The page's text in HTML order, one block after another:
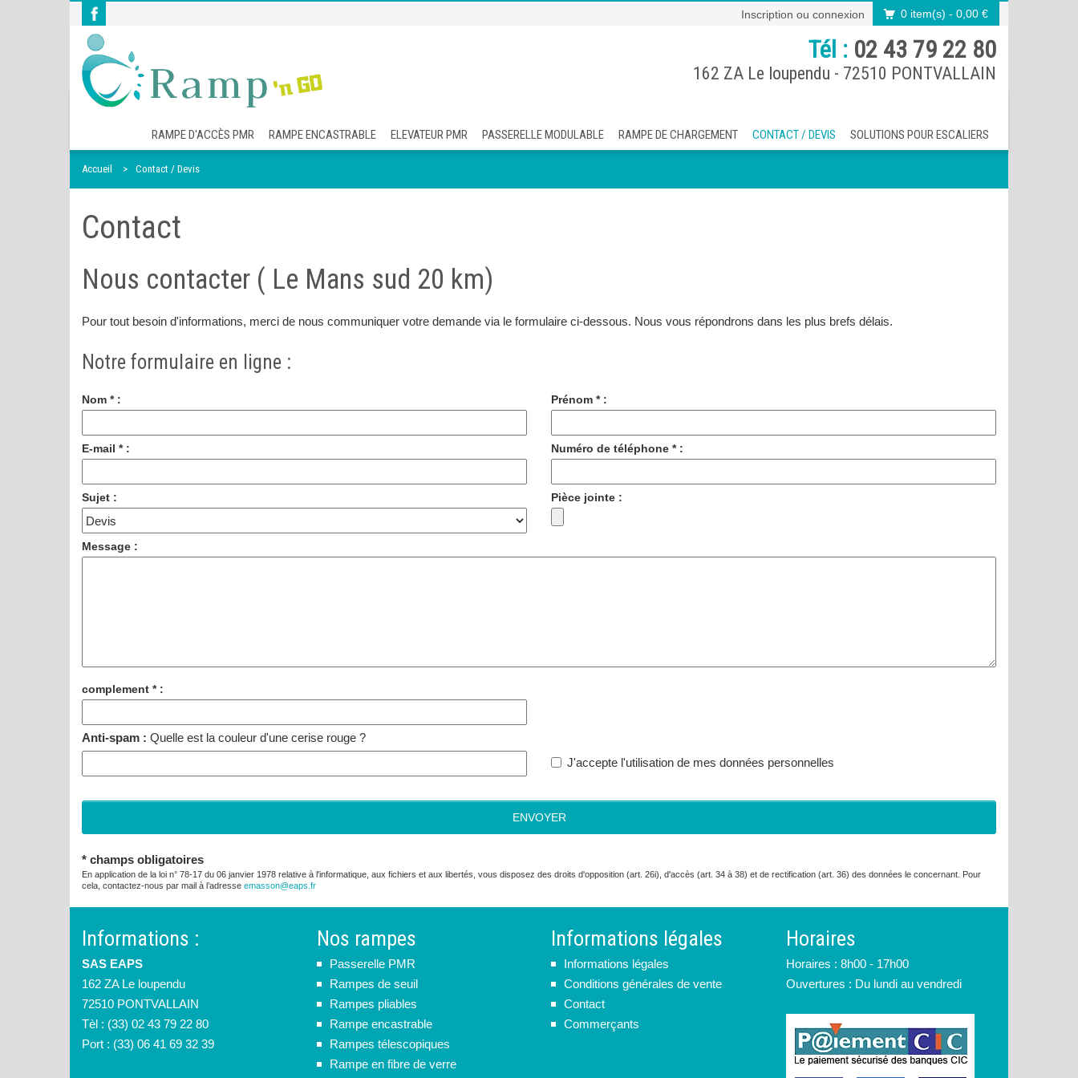
0 item(s) - 0,00 €
Inscription ou connexion
Tél : 02 43 79 22 80
162 ZA Le loupendu - 72510 PONTVALLAIN
RAMPE D'ACCÈS PMR RAMPE ENCASTRABLE ELEVATEUR PMR PASSERELLE MODULABLE RAMPE DE CHARGEMENT CONTACT / DEVIS SOLUTIONS POUR ESCALIERS
Accueil Contact / Devis
Contact
Nous contacter ( Le Mans sud 20 km)
Pour tout besoin d'informations, merci de nous communiquer votre demande via le formulaire ci-dessous. Nous vous répondrons dans les plus brefs délais.
Notre formulaire en ligne :
Nom * : Prénom * :
E-mail * : Numéro de téléphone * :
Sujet : Pièce jointe :
Message :
complement * :
Anti-spam : Quelle est la couleur d'une cerise rouge ?
J'accepte l'utilisation de mes données personnelles
* champs obligatoires
En application de la loi n° 78-17 du 06 janvier 1978 relative à l'informatique, aux fichiers et aux libertés, vous disposez des droits d'opposition (art. 26i), d'accès (art. 34 à 38) et de rectification (art. 36) des données le concernant. Pour
cela, contactez-nous par mail à l’adresse emasson@eaps.fr
Informations :
SAS EAPS
162 ZA Le loupendu
72510 PONTVALLAIN
Tèl : (33) 02 43 79 22 80
Port : (33) 06 41 69 32 39
Nos rampes
Passerelle PMR
Rampes de seuil
Rampes pliables
Rampe encastrable
Rampes télescopiques
Rampe en fibre de verre
Informations légales
Informations légales
Conditions générales de vente
Contact
Commerçants
Horaires
Horaires : 8h00 - 17h00
Ouvertures : Du lundi au vendredi